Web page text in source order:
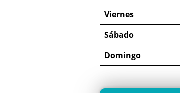
Viernes
Sábado
Domingo